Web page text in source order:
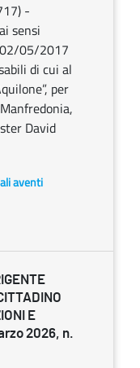
-
sensi
02/05/2017
di cui al
per
David
aventi
E
2026, n.